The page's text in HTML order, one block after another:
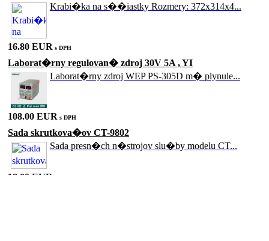
Krabi�ka na s��iastky Rozmery: 372x314x4...
16.80 EUR s DPH
Laborat�rny regulovan� zdroj 30V 5A , YI
Laborat�rny zdroj WEP PS-305D m� plynule...
108.00 EUR s DPH
Sada skrutkova�ov CT-9802
Sada presn�ch n�strojov slu�by modelu CT...
18.00 EUR